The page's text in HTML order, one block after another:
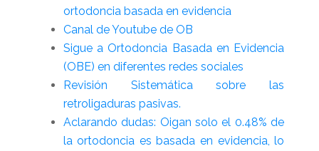
ortodoncia basada en evidencia
Canal de Youtube de OB
Sigue a Ortodoncia Basada en Evidencia
(OBE) en diferentes redes sociales
Revisión Sistemática sobre las
retroligaduras pasivas.
Aclarando dudas: Oigan solo el 0.48% de
la ortodoncia es basada en evidencia, lo